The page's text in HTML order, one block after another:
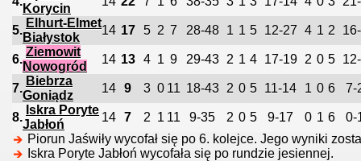
Korycin
5.
Elhurt-Elmet
Białystok
14 17 5 2 7 28-48 1 1 5 12-27 4 1 2
6.
Ziemowit
Nowogród
14 13 4 1 9 29-43 2 1 4 17-19 2 0 5
7.
Biebrza
Goniądz
14 9 3 0 11 18-43 2 0 5 11-14 1 0 6 7-
8.
Iskra Poryte
Jabłoń
14 7 2 1 11 9-35 2 0 5 9-17 0 1 6
0-
Piorun Jaświły wycofał się po 6. kolejce. Jego wyniki
Iskra Poryte Jabłoń wycofała się po rundzie jesiennej.